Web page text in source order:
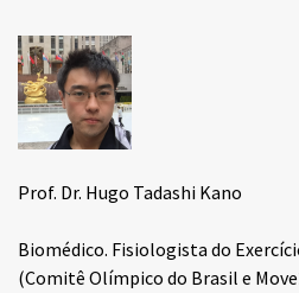
Prof. Dr. Hugo Tadashi Kano
Biomédico. Fisiologista do
(Comitê Olímpico do Brasil e